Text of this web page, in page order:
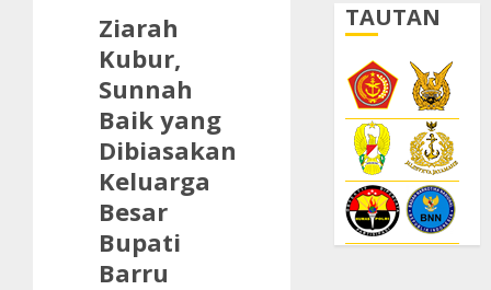
Ziarah
Kubur,
Sunnah
Baik yang
Dibiasakan
Keluarga
Besar
Bupati
Barru
TAUTAN